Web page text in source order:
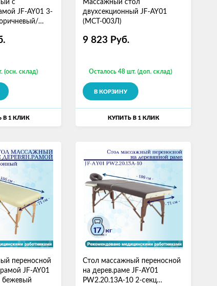
с
JF-AY01 3-
(осн. склад)
В 1 КЛИК
Массажный стол
двухсекционный JF-AY01
(МСТ-003Л)
9 823 Руб.
Осталось 48 шт. (доп. склад)
В КОРЗИНУ
КУПИТЬ В 1 КЛИК
переносной
JF-AY01
бежевый
Стол массажный переносной
на дерев.раме JF-AY01
PW2.20.13A-10 2-секц